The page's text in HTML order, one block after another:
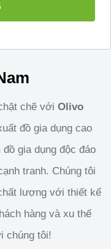
chẽ với Olivo
đồ gia dụng cao
gia dụng độc đáo
tranh. Chúng tôi
lượng với thiết kế
hàng và xu thế
chúng tôi!